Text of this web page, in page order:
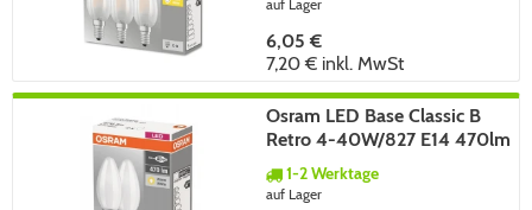
auf Lager
6,05 €
7,20 € inkl. MwSt
Osram LED Base Classic B
Retro 4-40W/827 E14 470lm
echt warmweiß nicht
dimmbar matt - 2er Pack
1-2 Werktage
auf Lager